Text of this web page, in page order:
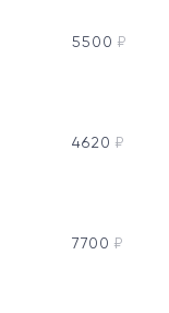
5500 ₽
4620 ₽
7700 ₽